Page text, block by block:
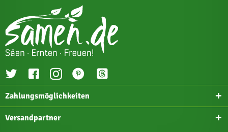
Zahlungsmöglichkeiten
Versandpartner